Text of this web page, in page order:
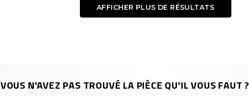
AFFICHER PLUS DE RÉSULTATS
VOUS N'AVEZ PAS TROUVÉ LA PIÈCE QU'IL VOUS FAUT ?